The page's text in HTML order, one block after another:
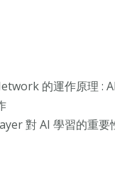
的運作原理 :
對 AI 學習的重要